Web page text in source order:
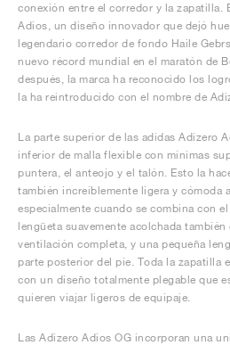
conexión entre el corredor y la zapatilla.
Adios, un diseño innovador que dejó
legendario corredor de fondo Haile
nuevo récord mundial en el maratón de
después, la marca ha reconocido los
la ha reintroducido con el nombre de
La parte superior de las adidas Adizero
inferior de malla flexible con mínimas
puntera, el anteojo y el talón. Esto la
también increíblemente ligera y cómoda
especialmente cuando se combina con
lengüeta suavemente acolchada
ventilación completa, y una pequeña
parte posterior del pie. Toda la zapatilla
con un diseño totalmente plegable que
quieren viajar ligeros de equipaje.
Las Adizero Adios OG incorporan una